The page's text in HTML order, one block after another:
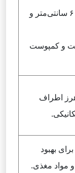
– گلدانی با عمق حداقل ۶۰ سانتی‌متر و
و کمپوست
اطراف
بهبود
مواد مغذی.